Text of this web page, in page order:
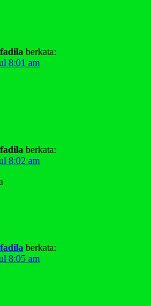
berkata:
8:01 am
berkata:
8:02 am
berkata:
8:05 am